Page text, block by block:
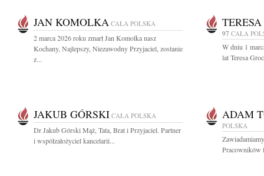
JAN KOMOLKA CAŁA POLSKA
2 marca 2026 roku zmarł Jan Komolka nasz
Kochany, Najlepszy, Niezawodny Przyjaciel, zostanie
z...
97 CAŁA
W dniu 1
lat Teresa
JAKUB GÓRSKI CAŁA POLSKA
Dr Jakub Górski Mąż, Tata, Brat i Przyjaciel. Partner
i współzałożyciel kancelarii...
ADAM
POLSKA
Pracowników